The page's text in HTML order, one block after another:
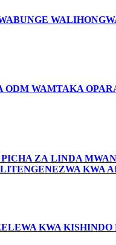
ODM WAMTAKA
ZA LINDA
KWA
KWA KISHINDO